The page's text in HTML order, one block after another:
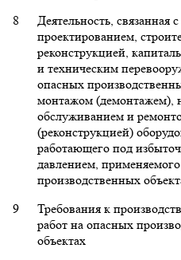
8
Деятельность, связанная с
проектированием,
реконструкцией,
и техническим
опасных
монтажом (демонтажем),
обслуживанием и
(реконструкцией)
работающего под
давлением,
производственных
9
Требования к
работ на опасных
объектах